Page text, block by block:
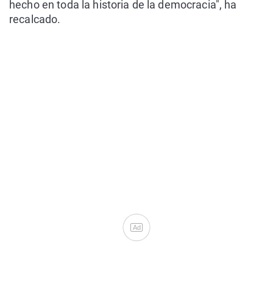
hecho en toda la historia de la democracia", ha
recalcado.
Ad